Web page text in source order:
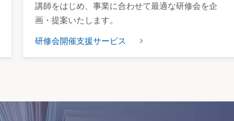
講師をはじめ、事業に合わせて最適な研修会を企
画・提案いたします。
研修会開催支援サービス